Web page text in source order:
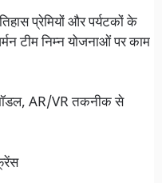
प्रेमियों और पर्यटकों के
टीम निम्न योजनाओं पर काम
AR/VR तकनीक से